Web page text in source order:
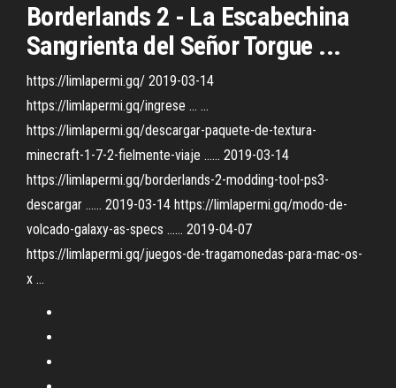
Borderlands 2 - La Escabechina
Sangrienta del Señor Torgue ...
https://limlapermi.gq/ 2019-03-14
https://limlapermi.gq/ingrese ... ...
https://limlapermi.gq/descargar-paquete-de-textura-
minecraft-1-7-2-fielmente-viaje ...... 2019-03-14
https://limlapermi.gq/borderlands-2-modding-tool-ps3-
descargar ...... 2019-03-14 https://limlapermi.gq/modo-de-
volcado-galaxy-as-specs ...... 2019-04-07
https://limlapermi.gq/juegos-de-tragamonedas-para-mac-os-
x ...